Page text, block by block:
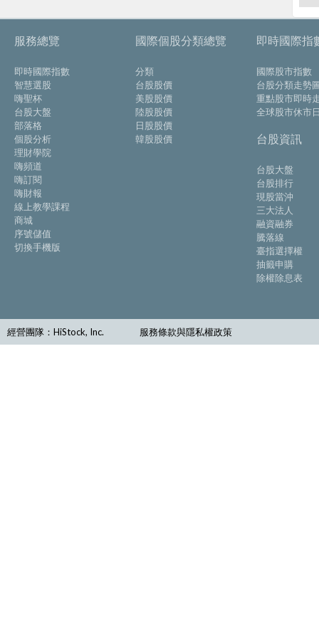
服務總覽
即時國際指數
智慧選股
嗨聖杯
台股大盤
部落格
個股分析
理財學院
嗨頻道
嗨訂閱
嗨財報
線上教學課程
商城
序號儲值
切換手機版
國際個股分類總覽
分類
台股股價
美股股價
陸股股價
日股股價
韓股股價
即時國際指
國際股市指數
台股分類走勢
重點股市即時
全球股市休市
台股資訊
台股大盤
台股排行
現股當沖
三大法人
融資融券
騰落線
臺指選擇權
抽籤申購
除權除息表
經營團隊：HiStock, Inc. 服務條款與隱私權政策